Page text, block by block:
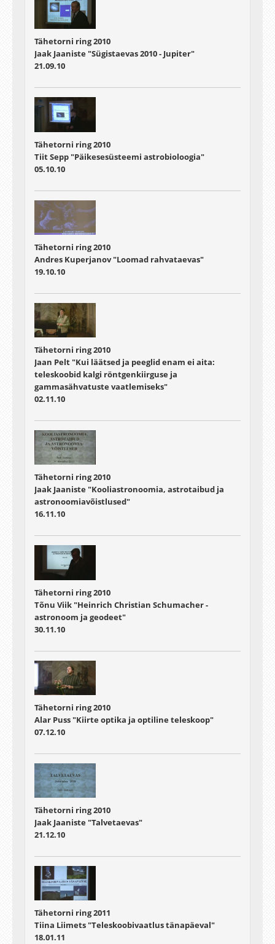
Tähetorni ring 2010
Jaak Jaaniste "Sügistaevas 2010 - Jupiter"
21.09.10
Tähetorni ring 2010
Tiit Sepp "Päikesesüsteemi astrobioloogia"
05.10.10
Tähetorni ring 2010
Andres Kuperjanov "Loomad rahvataevas"
19.10.10
Tähetorni ring 2010
Jaan Pelt "Kui läätsed ja peeglid enam ei aita:
teleskoobid kalgi röntgenkiirguse ja
gammasähvatuste vaatlemiseks"
02.11.10
Tähetorni ring 2010
Jaak Jaaniste "Kooliastronoomia, astrotaibud ja
astronoomiavõistlused"
16.11.10
Tähetorni ring 2010
Tõnu Viik "Heinrich Christian Schumacher -
astronoom ja geodeet"
30.11.10
Tähetorni ring 2010
Alar Puss "Kiirte optika ja optiline teleskoop"
07.12.10
Tähetorni ring 2010
Jaak Jaaniste "Talvetaevas"
21.12.10
Tähetorni ring 2011
Tiina Liimets "Teleskoobivaatlus tänapäeval"
18.01.11